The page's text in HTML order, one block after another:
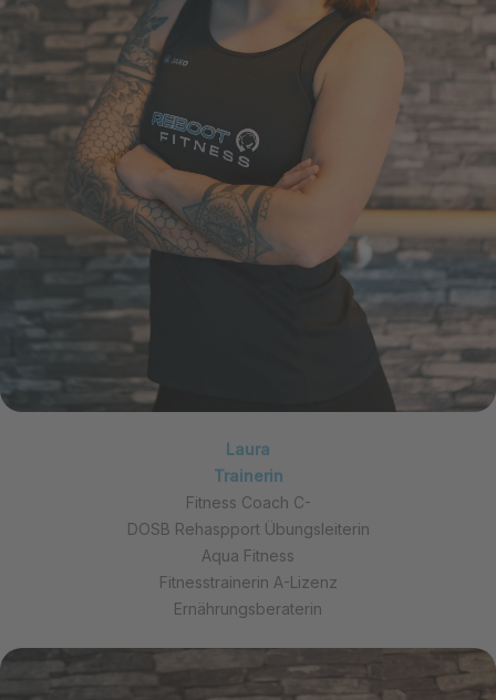
Laura
Trainerin
Fitness Coach C-
DOSB Rehaspport Übungsleiterin
Aqua Fitness
Fitnesstrainerin A-Lizenz
Ernährungsberaterin